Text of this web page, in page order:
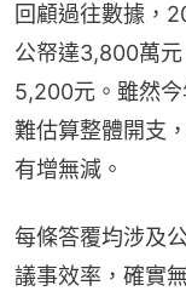
回顧過往數據，
公帑達3,800萬
5,200元。雖然
難估算整體開支
有增無減。
每條答覆均涉及
議事效率，確實